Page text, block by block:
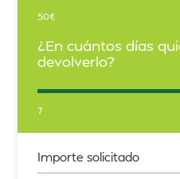
50€
¿En cuántos días
devolverlo?
7
Importe solicitado